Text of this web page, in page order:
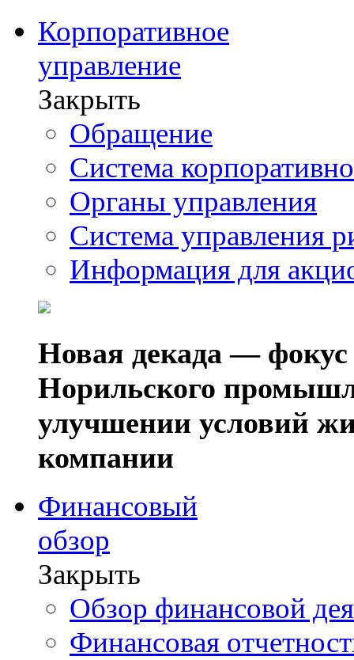
Корпоративное
управление
Закрыть
Обращение
Система
Органы управления
Система управления
Информация для
Новая декада — фокус
Норильского
улучшении условий
компании
Финансовый
обзор
Закрыть
Обзор финансовой
Финансовая